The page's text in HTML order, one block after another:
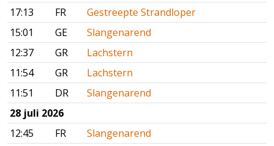
17:13
FR
Gestreepte Strandloper
15:01
GE
Slangenarend
12:37
GR
Lachstern
11:54
GR
Lachstern
11:51
DR
Slangenarend
28 juli 2026
12:45
FR
Slangenarend